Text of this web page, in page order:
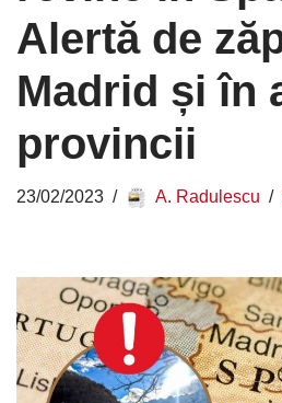
Alertă de
Madrid și în
provincii
23/02/2023 A. Radulescu